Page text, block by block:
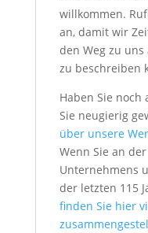
willkommen.
an, damit wir
den Weg zu
zu beschreiben
Haben Sie noch
Sie neugierig
über unsere
Wenn Sie an
Unternehmens
der letzten 115
finden Sie hier